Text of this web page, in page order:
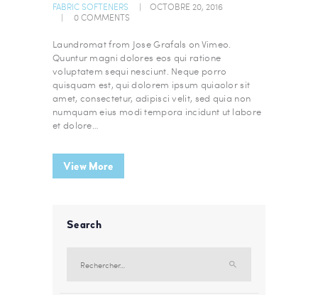
FABRIC SOFTENERS
OCTOBRE 20, 2016
0COMMENTS
Laundromat from Jose Grafals on Vimeo.
Quuntur magni dolores eos qui ratione
voluptatem sequi nesciunt. Neque porro
quisquam est, qui dolorem ipsum quiaolor sit
amet, consectetur, adipisci velit, sed quia non
numquam eius modi tempora incidunt ut labore
et dolore…
View More
Search